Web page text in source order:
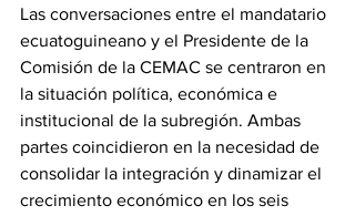
Las conversaciones entre el mandatario
ecuatoguineano y el Presidente de la
Comisión de la CEMAC se centraron en
la situación política, económica e
institucional de la subregión. Ambas
partes coincidieron en la necesidad de
consolidar la integración y dinamizar el
crecimiento económico en los seis